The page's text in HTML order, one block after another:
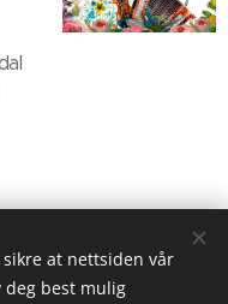
at nettsiden vår
deg best mulig